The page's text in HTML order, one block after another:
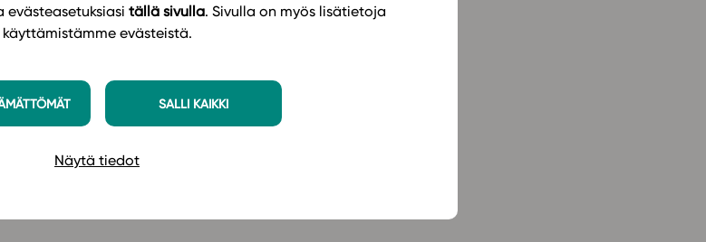
tällä sivulla. Sivulla on myös lisätietoja
käyttämistämme evästeistä.
SALLI KAIKKI
Näytä tiedot
ja ajankohtaista aineistoa eri
unohtamatta. YH2 Taloustieto
talouden nykytilasta ja
Studeon uudistettu